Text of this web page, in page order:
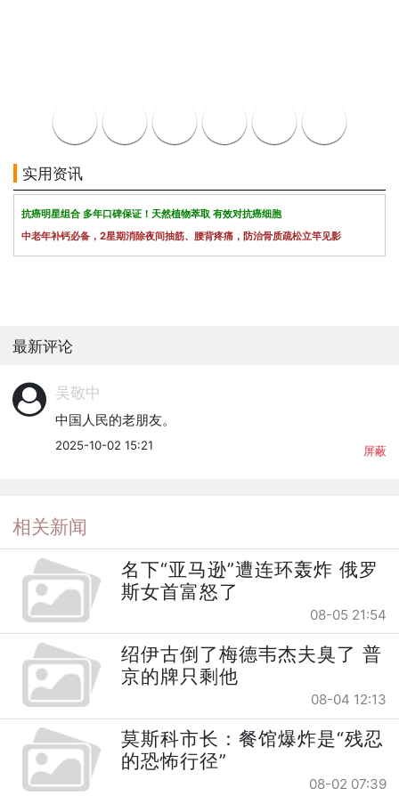
实用资讯
抗癌明星组合 多年口碑保证！天然植物萃取 有效对抗癌细胞
中老年补钙必备，2星期消除夜间抽筋、腰背疼痛，防治骨质疏松立竿见影
最新评论
吴敬中
中国人民的老朋友。
2025-10-02 15:21 屏蔽
相关新闻
名下“亚马逊”遭连环轰炸 俄罗
斯女首富怒了
08-05 21:54
绍伊古倒了梅德韦杰夫臭了 普
京的牌只剩他
08-04 12:13
莫斯科市长：餐馆爆炸是“残忍
的恐怖行径”
08-02 07:39